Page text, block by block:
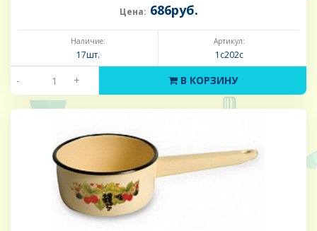
Цена: 686руб.
Наличие:
17шт.
Артикул:
1с202с
- + В КОРЗИНУ